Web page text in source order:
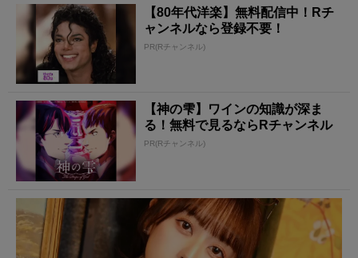
【80年代洋楽】無料配信中！Rチ
ャンネルなら登録不要！
PR(Rチャンネル)
【神の雫】ワインの知識が深ま
る！無料で見るならRチャンネル
PR(Rチャンネル)